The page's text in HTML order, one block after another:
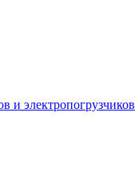
и электропогрузчиков